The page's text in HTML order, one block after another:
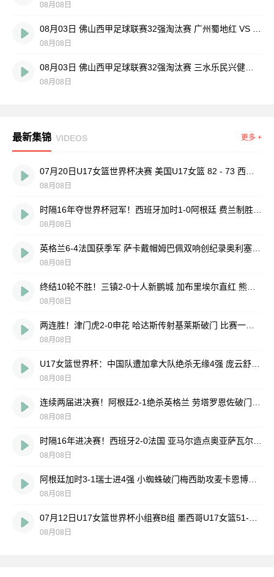
08月08日
08月08日
08月08日
最新集锦 VIDEOS 更多 +
08月08日
08月08日
08月08日
08月08日
08月08日
08月08日
08月08日
08月08日
08月08日
08月08日